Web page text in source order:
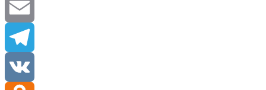
Twitter
Email
Telegram